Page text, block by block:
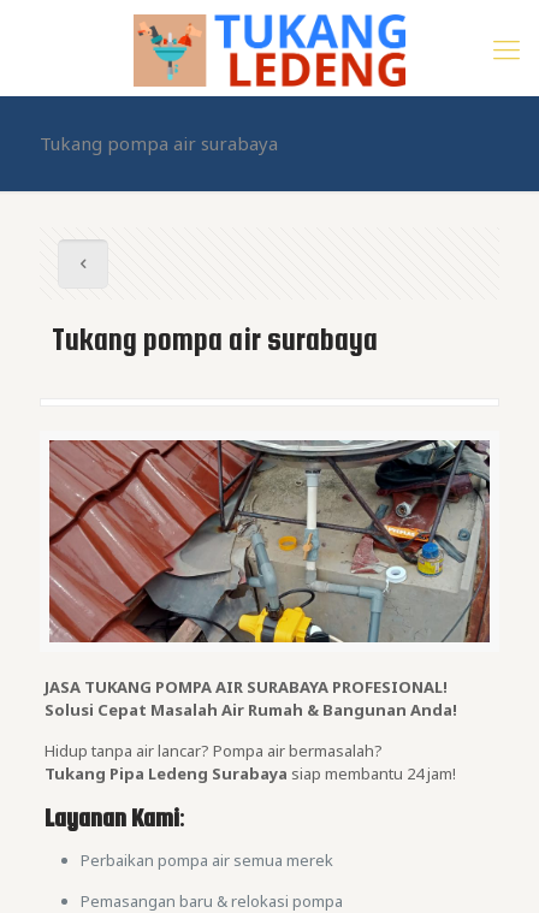
Tukang pompa air surabaya
Tukang pompa air surabaya
JASA TUKANG POMPA AIR SURABAYA PROFESIONAL!
Solusi Cepat Masalah Air Rumah & Bangunan Anda!
Hidup tanpa air lancar? Pompa air bermasalah?
Tukang Pipa Ledeng Surabaya siap membantu 24 jam!
Layanan Kami:
Perbaikan pompa air semua merek
Pemasangan baru & relokasi pompa